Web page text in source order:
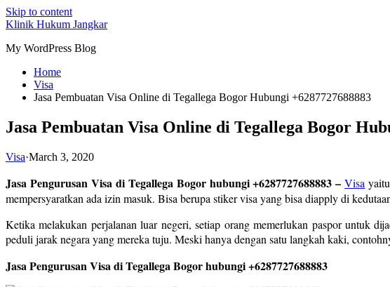
Skip to content
Klinik Hukum Jangkar
My WordPress Blog
Home
Visa
Jasa Pembuatan Visa Online di Tegallega Bogor Hubungi +6287727688883
Jasa Pembuatan Visa Online di Tegallega Bogor
Visa·March 3, 2020
Jasa Pengurusan Visa di Tegallega Bogor hubungi +6287727688883 –Visa
mempersyaratkan ada izin masuk. Bisa berupa stiker visa yang bisa diapply di
Ketika melakukan perjalanan luar negeri, setiap orang memerlukan paspor untuk
peduli jarak negara yang mereka tuju. Meski hanya dengan satu langkah kaki,
Jasa Pengurusan Visa di Tegallega Bogor hubungi +6287727688883